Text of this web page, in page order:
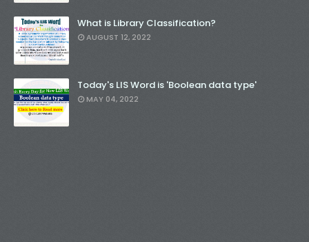
What is Library Classification?
AUGUST 12, 2022
Today's LIS Word is 'Boolean data type'
MAY 04, 2022